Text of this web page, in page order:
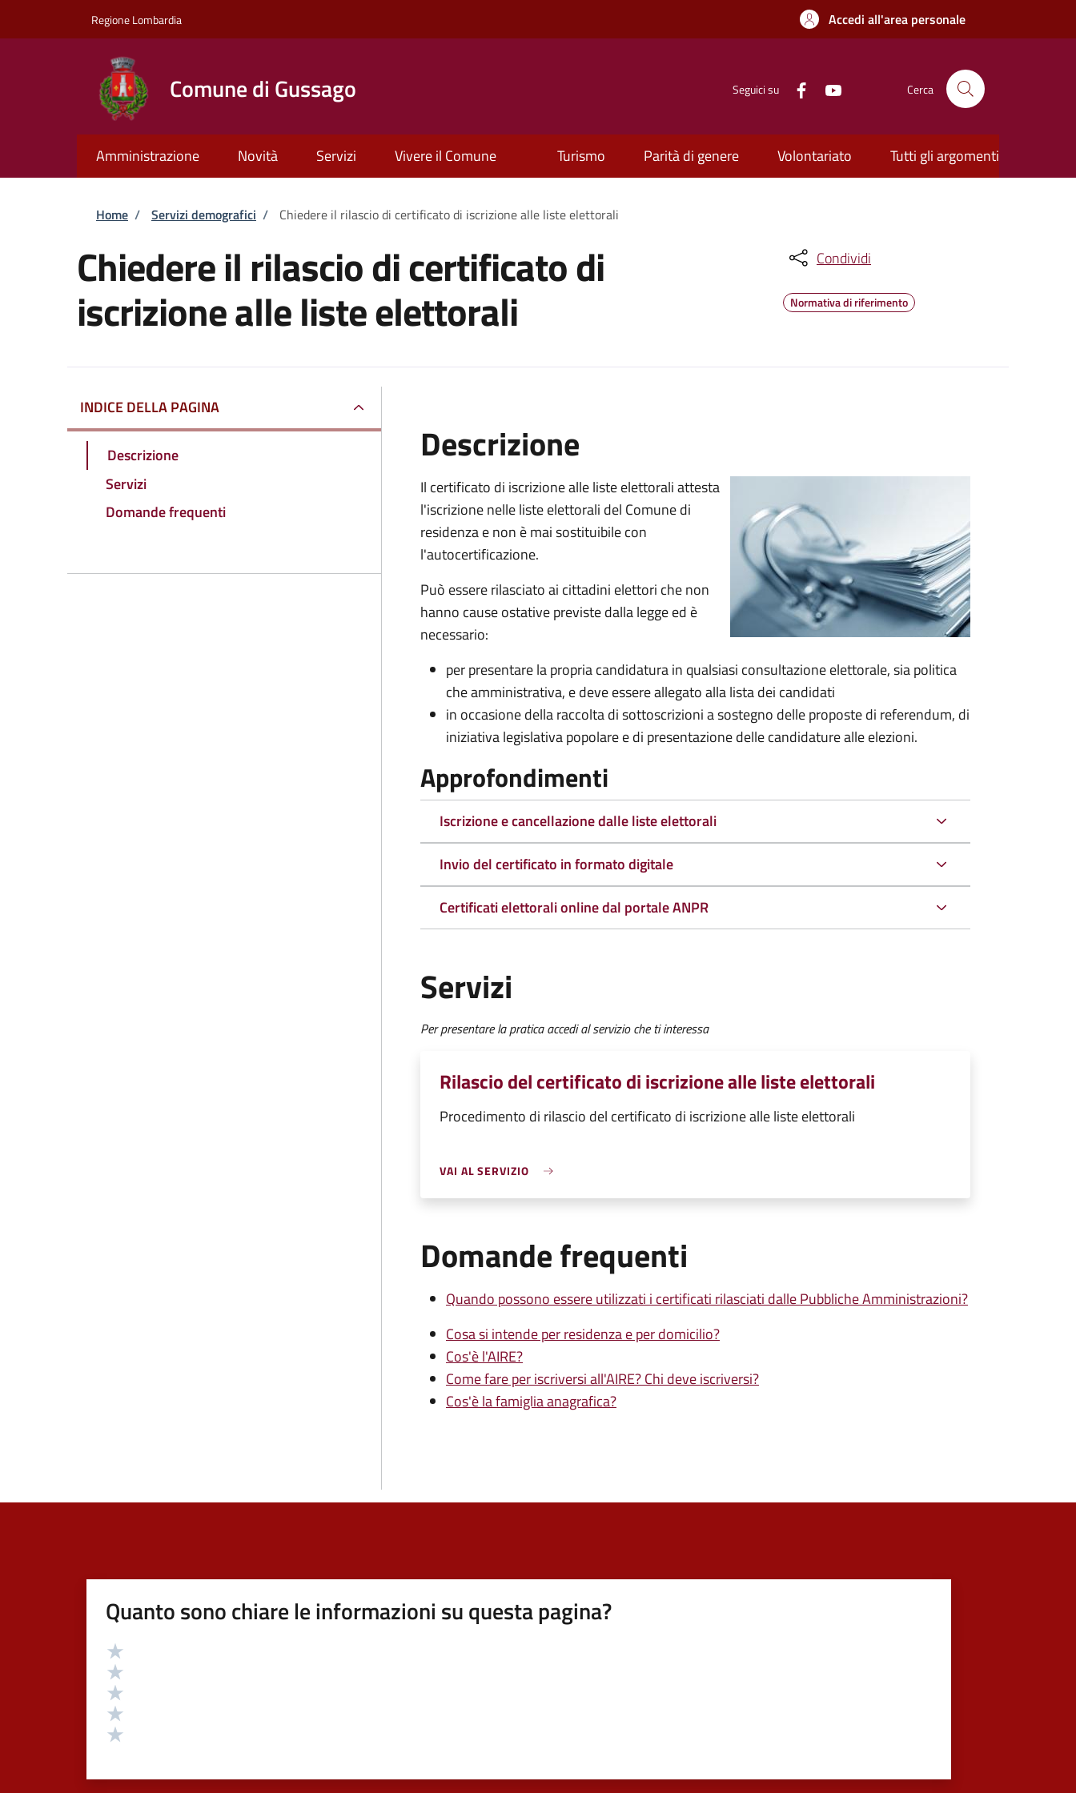
Regione Lombardia Accedi all'area personale
Comune di Gussago Seguici su Cerca
Amministrazione Novità Servizi Vivere il Comune Turismo Parità di genere Volontariato Tutti gli argomenti
Briciole di pane
Home / Servizi demografici / Chiedere il rilascio di certificato di iscrizione alle liste elettorali
Chiedere il rilascio di certificato di
iscrizione alle liste elettorali
Condividi
Normativa di riferimento
INDICE DELLA PAGINA
Descrizione
Servizi
Domande frequenti
Descrizione
Il certificato di iscrizione alle liste elettorali attesta
l'iscrizione nelle liste elettorali del Comune di
residenza e non è mai sostituibile con
l'autocertificazione.
Può essere rilasciato ai cittadini elettori che non
hanno cause ostative previste dalla legge ed è
necessario:
per presentare la propria candidatura in qualsiasi consultazione elettorale, sia politica
che amministrativa, e deve essere allegato alla lista dei candidati
in occasione della raccolta di sottoscrizioni a sostegno delle proposte di referendum, di
iniziativa legislativa popolare e di presentazione delle candidature alle elezioni.
Approfondimenti
Iscrizione e cancellazione dalle liste elettorali
Invio del certificato in formato digitale
Certificati elettorali online dal portale ANPR
Servizi
Per presentare la pratica accedi al servizio che ti interessa
Rilascio del certificato di iscrizione alle liste elettorali
Procedimento di rilascio del certificato di iscrizione alle liste elettorali
VAI AL SERVIZIO
Domande frequenti
Quando possono essere utilizzati i certificati rilasciati dalle Pubbliche Amministrazioni?
Cosa si intende per residenza e per domicilio?
Cos'è l'AIRE?
Come fare per iscriversi all'AIRE? Chi deve iscriversi?
Cos'è la famiglia anagrafica?
Quanto sono chiare le informazioni su questa pagina?
Valutazione